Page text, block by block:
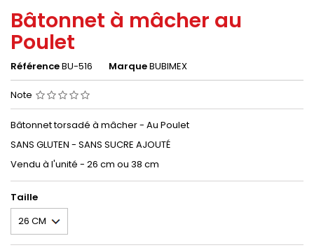
Bâtonnet à mâcher au
Poulet
RéférenceBU-516 MarqueBUBIMEX
Note
Bâtonnet torsadé à mâcher - Au Poulet
SANS GLUTEN - SANS SUCRE AJOUTÉ
Vendu à l'unité - 26 cm ou 38 cm
Taille